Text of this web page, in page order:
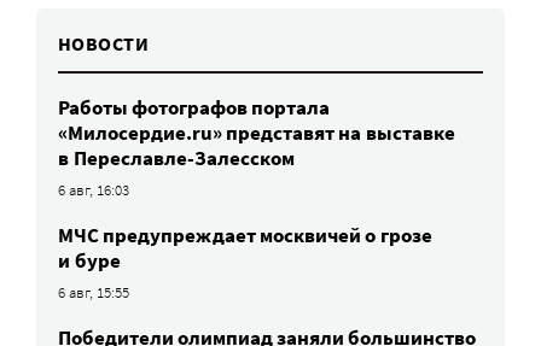
НОВОСТИ
Работы фотографов портала
«Милосердие.ru» представят на выставке
в Переславле-Залесском
6 авг, 16:03
МЧС предупреждает москвичей о грозе
и буре
6 авг, 15:55
Победители олимпиад заняли большинство